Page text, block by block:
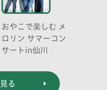
おやこで楽しむ メ
ロリン サマーコン
サートin仙川
る